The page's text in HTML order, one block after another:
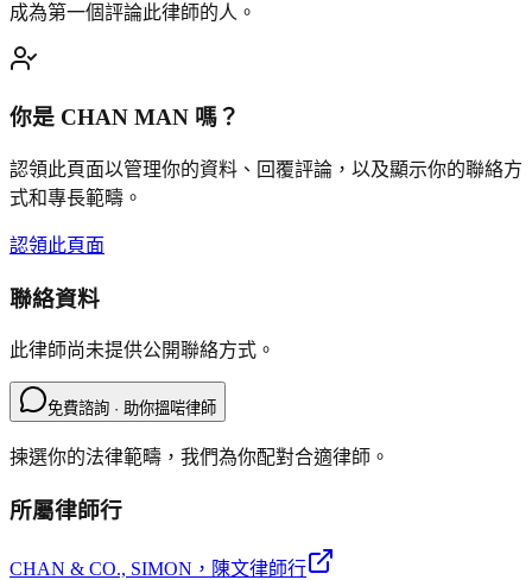
成為第一個評論此律師的人。
你是 CHAN MAN 嗎？
認領此頁面以管理你的資料、回覆評論，以及顯示你的聯絡方
式和專長範疇。
認領此頁面
聯絡資料
此律師尚未提供公開聯絡方式。
免費諮詢 · 助你搵啱律師
揀選你的法律範疇，我們為你配對合適律師。
所屬律師行
CHAN & CO., SIMON ，陳文律師行